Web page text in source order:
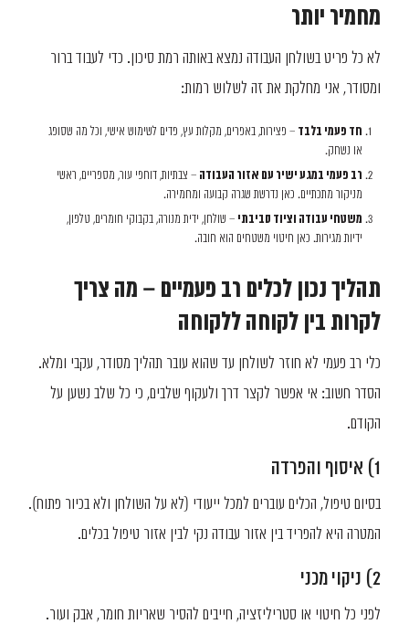
מחמיר יותר
לא כל פריט בשולחן העבודה נמצא באותה רמת סיכון. כדי לעבוד ברור
ומסודר, אני מחלקת את זה לשלוש רמות:
חד פעמי בלבד – פצירות, באפרים, מקלות עץ, פדים לשימוש אישי, וכל מה שסופג
או נשחק.
רב פעמי במגע ישיר עם אזור העבודה – צבתיות, דוחפי עור, מספריים, ראשי
מניקור מתכתיים. כאן נדרשת שגרה קבועה ומחמירה.
משטחי עבודה וציוד סביבתי – שולחן, ידית מנורה, בקבוקי חומרים, טלפון,
ידיות מגירות. כאן חיטוי משטחים הוא חובה.
תהליך נכון לכלים רב פעמיים – מה צריך
לקרות בין לקוחה ללקוחה
כלי רב פעמי לא חוזר לשולחן עד שהוא עובר תהליך מסודר, עקבי ומלא.
הסדר חשוב: אי אפשר לקצר דרך ולעקוף שלבים, כי כל שלב נשען על
הקודם.
1) איסוף והפרדה
בסיום טיפול, הכלים עוברים למכל ייעודי (לא על השולחן ולא בכיור פתוח).
המטרה היא להפריד בין אזור עבודה נקי לבין אזור טיפול בכלים.
2) ניקוי מכני
לפני כל חיטוי או סטריליזציה, חייבים להסיר שאריות חומר, אבק ועור.